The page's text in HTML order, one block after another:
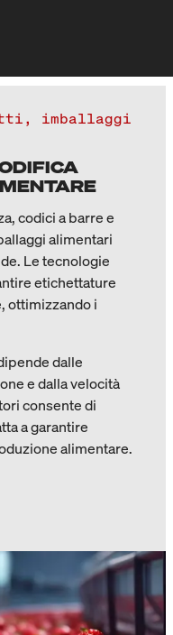
imballaggi
codici a barre e
alimentari
Le tecnologie
etichettature
ottimizzando i
dalle
e dalla velocità
consente di
a garantire
alimentare.